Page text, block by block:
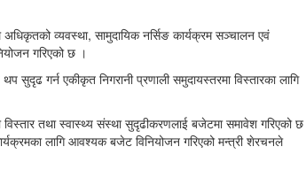
व्यवस्था, सामुदायिक नर्सिङ कार्यक्रम सञ्चालन एवं
गरिएको छ ।
सुदृढ गर्न एकीकृत निगरानी प्रणाली समुदायस्तरमा विस्तारका लागि
तथा स्वास्थ्य संस्था सुदृढीकरणलाई बजेटमा समावेश गरिएको छ
लागि आवश्यक बजेट विनियोजन गरिएको मन्त्री शेरचनले